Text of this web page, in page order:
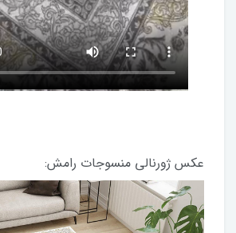
عکس ژورنالی منسوجات رامش: